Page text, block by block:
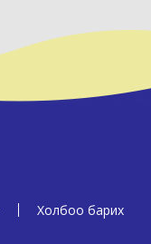
Холбоо барих